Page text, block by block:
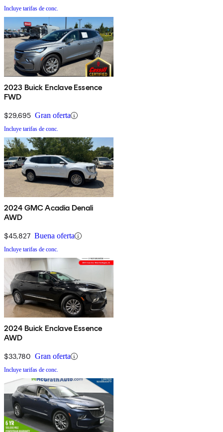
Incluye tarifas de conc.
2023 Buick Enclave Essence
FWD
$29,695 Gran oferta
Incluye tarifas de conc.
2024 GMC Acadia Denali
AWD
$45,827 Buena oferta
Incluye tarifas de conc.
2024 Buick Enclave Essence
AWD
$33,780 Gran oferta
Incluye tarifas de conc.